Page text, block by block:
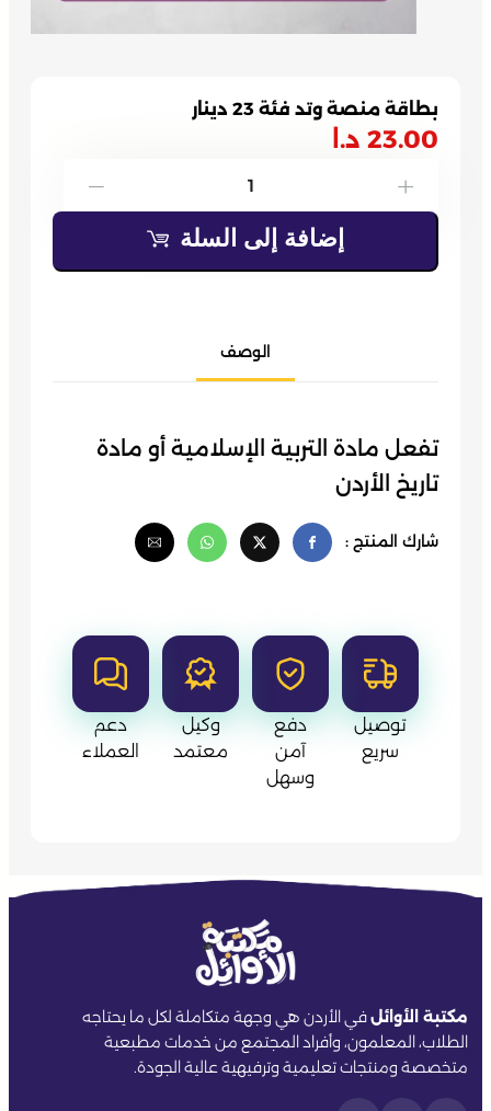
بطاقة منصة وتد فئة 23 دينار
23.00 د.ا
كمية
بطاقة
وتد
إضافة إلى السلة
الوصف
تفعل مادة التربية الإسلامية أو مادة
تاريخ الأردن
شارك المنتج :
توصيل
سريع
دفع
آمن
وسهل
وكيل
معتمد
دعم
العملاء
مكتبة الأوائلفي الأردن هي وجهة متكاملة لكل ما يحتاجه
الطلاب، المعلمون، وأفراد المجتمع من خدمات مطبعية
متخصصة ومنتجات تعليمية وترفيهية عالية الجودة.